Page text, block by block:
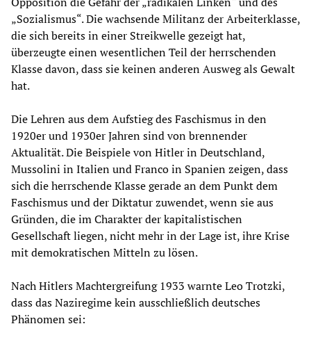
„Sozialismus“. Die wachsende Militanz der Arbeiterklasse,
die sich bereits in einer Streikwelle gezeigt hat,
überzeugte einen wesentlichen Teil der herrschenden
Klasse davon, dass sie keinen anderen Ausweg als Gewalt
hat.
Die Lehren aus dem Aufstieg des Faschismus in den
1920er und 1930er Jahren sind von brennender
Aktualität. Die Beispiele von Hitler in Deutschland,
Mussolini in Italien und Franco in Spanien zeigen, dass
sich die herrschende Klasse gerade an dem Punkt dem
Faschismus und der Diktatur zuwendet, wenn sie aus
Gründen, die im Charakter der kapitalistischen
Gesellschaft liegen, nicht mehr in der Lage ist, ihre Krise
mit demokratischen Mitteln zu lösen.
Nach Hitlers Machtergreifung 1933 warnte Leo Trotzki,
dass das Naziregime kein ausschließlich deutsches
Phänomen sei: